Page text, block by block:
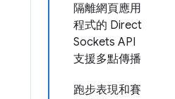
隔離網頁應用
程式的 Direct
Sockets API
支援多點傳播
跑步表現和賽